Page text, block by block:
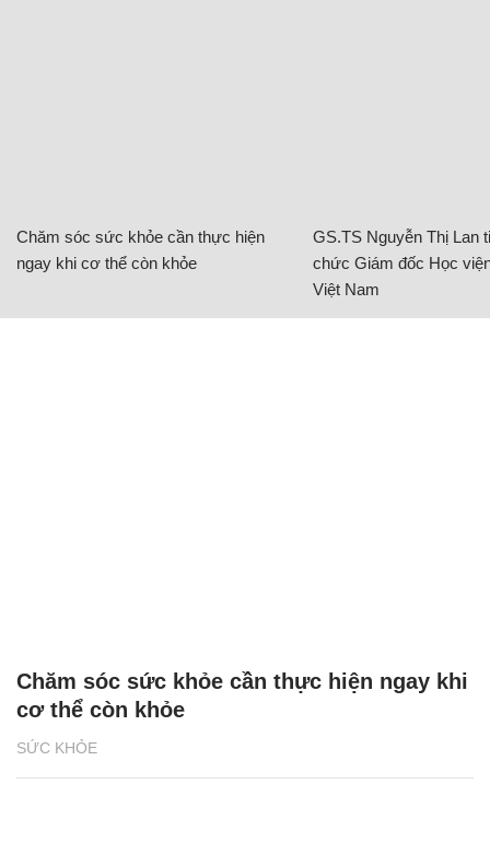
Chăm sóc sức khỏe cần thực hiện
ngay khi cơ thể còn khỏe
GS.TS Nguyễn Thị Lan
chức Giám đốc Học
Việt Nam
SỨC KHỎE
Chăm sóc sức khỏe cần thực hiện ngay khi
cơ thể còn khỏe